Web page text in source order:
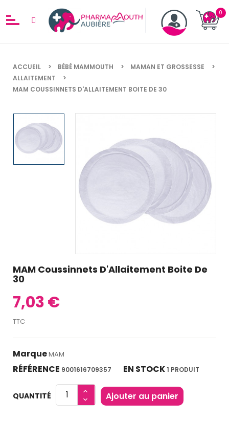
ACCUEIL BÉBÉ MAMMOUTH
MAMAN ET GROSSESSE
ALLAITEMENT
MAM COUSSINNETS D'ALLAITEMENT BOITE DE 30
MAM Coussinnets D'Allaitement Boite De
30
7,03 €
TTC
MarqueMAM
RÉFÉRENCE 9001616709357 EN STOCK1 PRODUIT
QUANTITÉ Ajouter au panier